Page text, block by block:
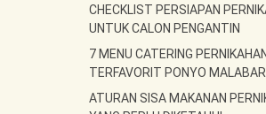
CHECKLIST PERSIAPAN
UNTUK CALON PENGANTIN
7 MENU CATERING PERNIKAHAN
TERFAVORIT PONYO MALABAR
ATURAN SISA MAKANAN